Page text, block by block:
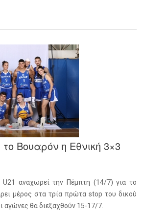
Βουαρόν η Εθνική 3×3
αναχωρεί την Πέμπτη (14/7) για το
μέρος στα τρία πρώτα stop του δικού
αγώνες θα διεξαχθούν 15-17/7.